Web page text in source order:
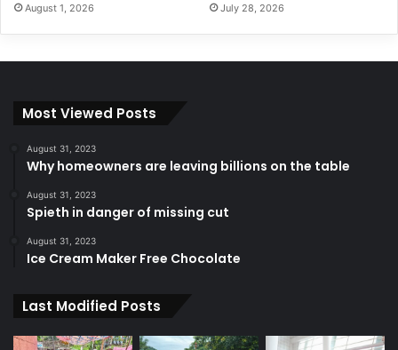
August 1, 2026 July 28, 2026
Most Viewed Posts
August 31, 2023
Why homeowners are leaving billions on the table
August 31, 2023
Spieth in danger of missing cut
August 31, 2023
Ice Cream Maker Free Chocolate
Last Modified Posts